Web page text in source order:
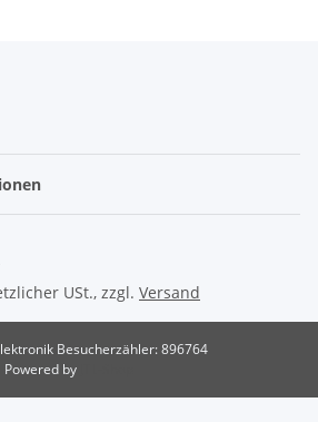
USt., zzgl. Versand
Besucherzähler: 896764
Powered by